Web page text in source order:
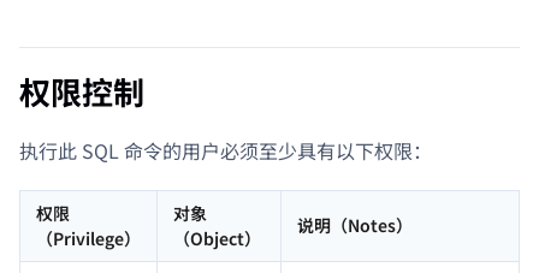
权限控制
执行此 SQL 命令的用户必须至少具有以下权限：
权限
（Privilege）
对象
（Object）
说明（Notes）